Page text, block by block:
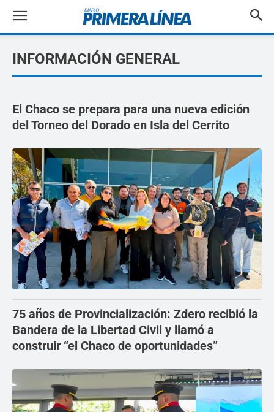
INFORMACIÓN GENERAL
El Chaco se prepara para una nueva edición
del Torneo del Dorado en Isla del Cerrito
75 años de Provincialización: Zdero recibió la
Bandera de la Libertad Civil y llamó a
construir “el Chaco de oportunidades”